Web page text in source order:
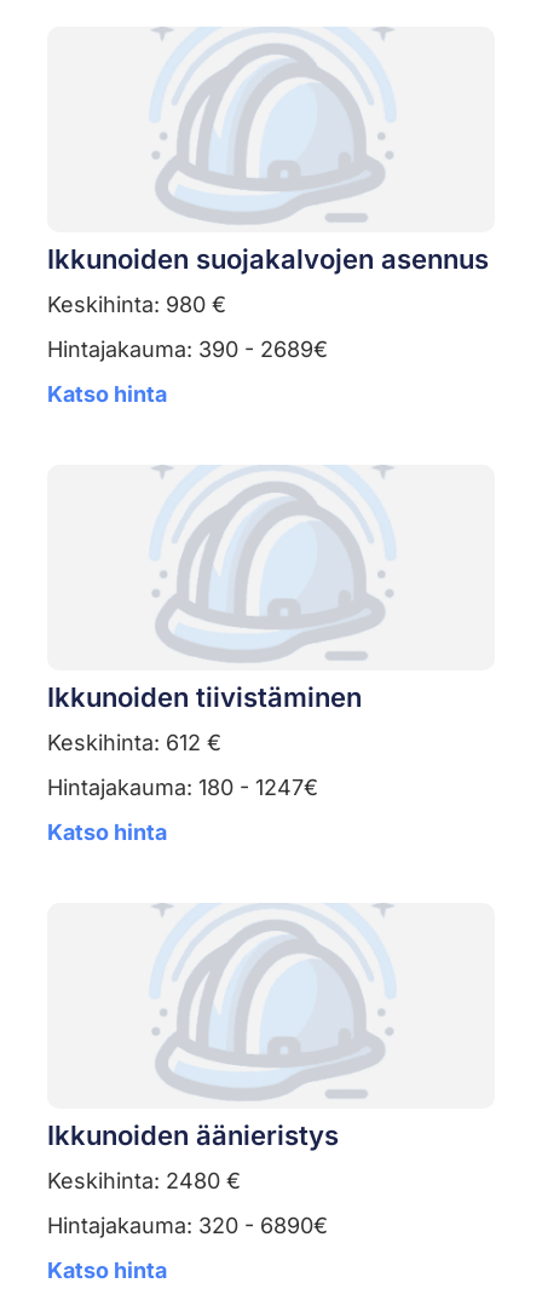
Ikkunoiden suojakalvojen asennus
Keskihinta: 980 €
Hintajakauma: 390 - 2689€
Katso hinta
Ikkunoiden tiivistäminen
Keskihinta: 612 €
Hintajakauma: 180 - 1247€
Katso hinta
Ikkunoiden äänieristys
Keskihinta: 2480 €
Hintajakauma: 320 - 6890€
Katso hinta